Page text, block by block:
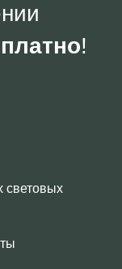
!
световых